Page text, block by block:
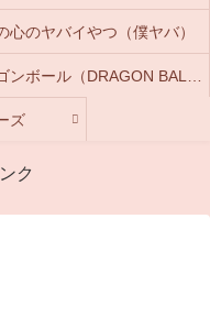
心のヤバイやつ（僕ヤバ）
ズ
ク